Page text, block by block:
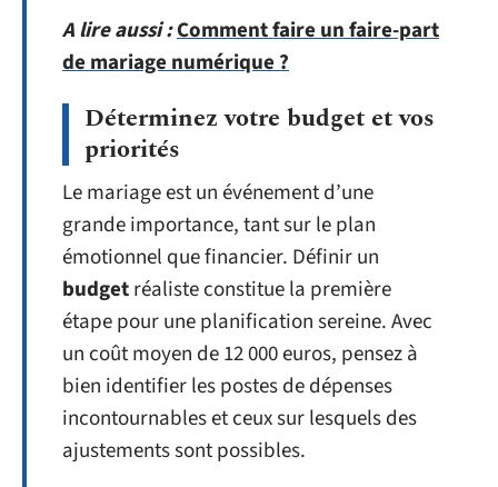
A lire aussi :Comment faire un faire-part
de mariage numérique ?
Déterminez votre budget et vos
priorités
Le mariage est un événement d’une
grande importance, tant sur le plan
émotionnel que financier. Définir un
budgetréaliste constitue la première
étape pour une planification sereine. Avec
un coût moyen de 12 000 euros, pensez à
bien identifier les postes de dépenses
incontournables et ceux sur lesquels des
ajustements sont possibles.